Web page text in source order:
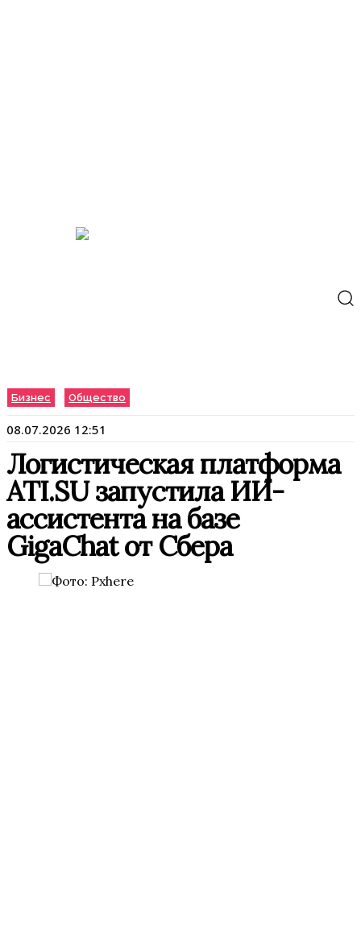
Бизнес Общество
08.07.2026 12:51
Логистическая платформа
ATI.SU запустила ИИ-
ассистента на базе
GigaChat от Сбера